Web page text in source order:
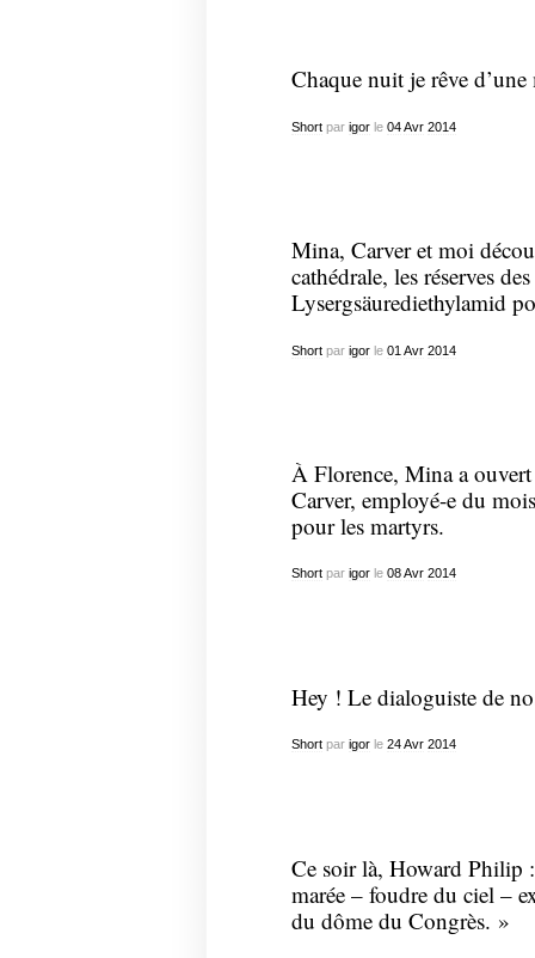
Chaque nuit je rêve d’une
Shortpar igorle 04 Avr 2014
Mina, Carver et moi
cathédrale, les réserves
Lysergsäurediethylamid
Shortpar igorle 01 Avr 2014
À Florence, Mina a
Carver, employé-e du
pour les martyrs.
Shortpar igorle 08 Avr 2014
Hey ! Le dialoguiste de
Shortpar igorle 24 Avr 2014
Ce soir là, Howard Philip
marée – foudre du ciel –
du dôme du Congrès. »